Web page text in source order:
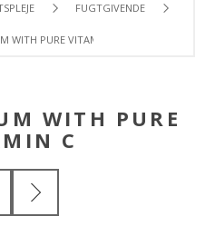
FUGTGIVENDE
WITH PURE VITAMIN C
WITH PURE
C